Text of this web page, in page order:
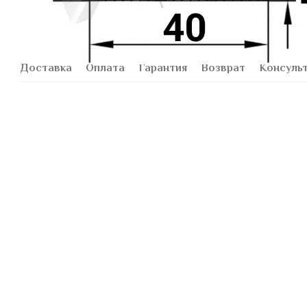
Доставка Оплата Гарантия Возврат